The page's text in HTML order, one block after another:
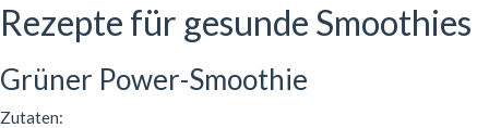
Rezepte für gesunde Smoothies
Grüner Power-Smoothie
Zutaten: